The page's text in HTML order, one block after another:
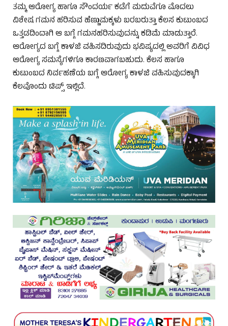
ತಮ್ಮ ಆರೋಗ್ಯ ಹಾಗೂ ಸೌಂದರ್ಯ ಕಡೆಗೆ ಮದುವೆಗೂ ಮೊದಲು
ವಿಶೇಷ ಗಮನ ಹರಿಸುವ ಹೆಣ್ಣುಮಕ್ಕಳು ಬರಬರುತ್ತಾ ಕೆಲಸ ಕುಟುಂಬದ
ಒತ್ತಡದಿಂದಾಗಿ ಆ ಬಗ್ಗೆ ಗಮನಹರಿಸುವುದನ್ನು ಕಡಿಮೆ ಮಾಡುತ್ತಾರೆ.
ಆರೋಗ್ಯದ ಬಗ್ಗೆ ಕಾಳಜಿ ವಹಿಸದಿರುವುದು ಭವಿಷ್ಯದಲ್ಲಿ ಅವರಿಗೆ ವಿವಿಧ
ಆರೋಗ್ಯ ಸಮಸ್ಯೆಗಳಿಗೂ ಕಾರಣವಾಗಬಹುದು. ಕೆಲಸ ಹಾಗೂ
ಕುಟುಂಬದ ನಿರ್ವಹಣೆಯ ಬಗ್ಗೆ ಆರೋಗ್ಯ ಕಾಳಜಿ ವಹಿಸುವುದಕ್ಕಾಗಿ
ಕೆಲವೊಂದು ಟಿಪ್ಸ್ ಇಲ್ಲಿದೆ.